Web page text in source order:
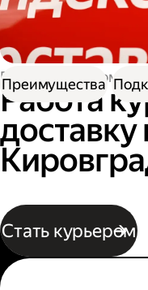
Работа курьером
Работа
доставку
Стать курьером
Преимущества